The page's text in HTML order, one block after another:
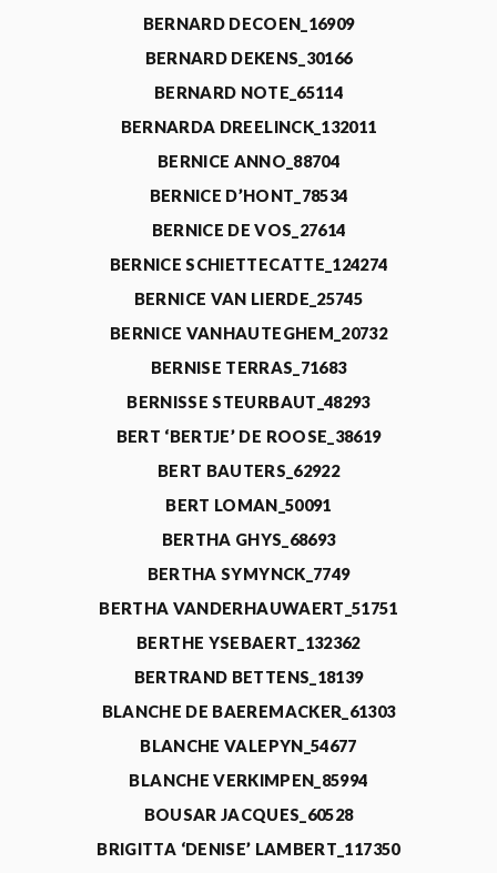
BERNARD DECOEN_16909
BERNARD DEKENS_30166
BERNARD NOTE_65114
BERNARDA DREELINCK_132011
BERNICE ANNO_88704
BERNICE D’HONT_78534
BERNICE DE VOS_27614
BERNICE SCHIETTECATTE_124274
BERNICE VAN LIERDE_25745
BERNICE VANHAUTEGHEM_20732
BERNISE TERRAS_71683
BERNISSE STEURBAUT_48293
BERT ‘BERTJE’ DE ROOSE_38619
BERT BAUTERS_62922
BERT LOMAN_50091
BERTHA GHYS_68693
BERTHA SYMYNCK_7749
BERTHA VANDERHAUWAERT_51751
BERTHE YSEBAERT_132362
BERTRAND BETTENS_18139
BLANCHE DE BAEREMACKER_61303
BLANCHE VALEPYN_54677
BLANCHE VERKIMPEN_85994
BOUSAR JACQUES_60528
BRIGITTA ‘DENISE’ LAMBERT_117350